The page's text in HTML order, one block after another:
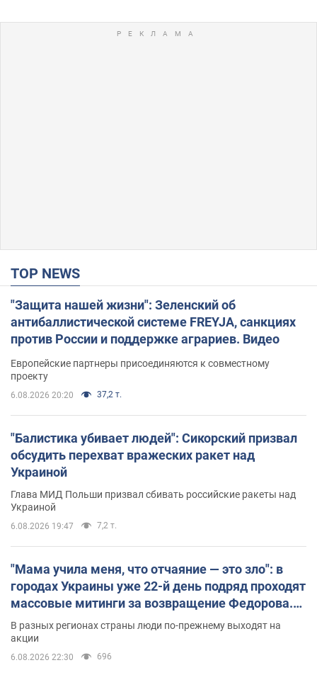
TOP NEWS
"Защита нашей жизни": Зеленский об
антибаллистической системе FREYJA, санкциях
против России и поддержке аграриев. Видео
Европейские партнеры присоединяются к совместному
проекту
6.08.2026 20:20 37,2 т.
"Балистика убивает людей": Сикорский призвал
обсудить перехват вражеских ракет над
Украиной
Глава МИД Польши призвал сбивать российские ракеты над
Украиной
6.08.2026 19:47 7,2 т.
"Мама учила меня, что отчаяние — это зло": в
городах Украины уже 22-й день подряд проходят
массовые митинги за возвращение Федорова.
Фото и видео
В разных регионах страны люди по-прежнему выходят на
акции
6.08.2026 22:30 696